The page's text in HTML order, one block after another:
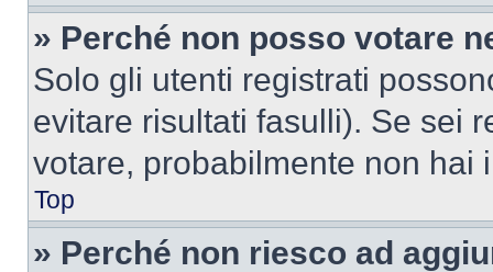
» Perché non posso votare
Solo gli utenti registrati
evitare risultati fasulli). Se sei
votare, probabilmente non hai
Top
» Perché non riesco ad